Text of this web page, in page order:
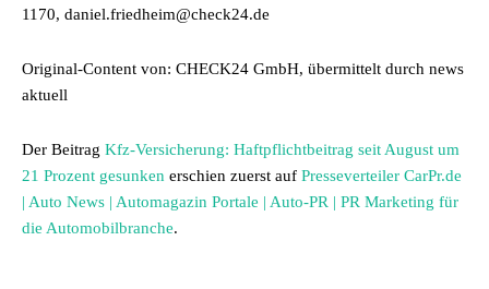
1170, daniel.friedheim@check24.de
Original-Content von: CHECK24 GmbH, übermittelt durch news
aktuell
Der Beitrag Kfz-Versicherung: Haftpflichtbeitrag seit August um
21 Prozent gesunken erschien zuerst auf Presseverteiler CarPr.de
| Auto News | Automagazin Portale | Auto-PR | PR Marketing für
die Automobilbranche.